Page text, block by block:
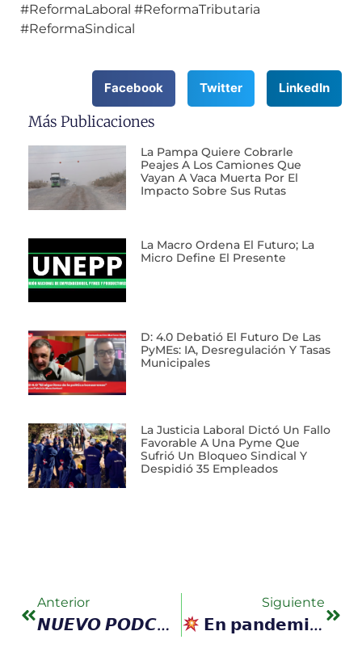
#ReformaLaboral #ReformaTributaria
#ReformaSindical
Facebook Twitter LinkedIn
Más Publicaciones
La Pampa Quiere Cobrarle
Peajes A Los Camiones Que
Vayan A Vaca Muerta Por El
Impacto Sobre Sus Rutas
La Macro Ordena El Futuro; La
Micro Define El Presente
D: 4.0 Debatió El Futuro De Las
PyMEs: IA, Desregulación Y Tasas
Municipales
La Justicia Laboral Dictó Un Fallo
Favorable A Una Pyme Que
Sufrió Un Bloqueo Sindical Y
Despidió 35 Empleados
Anterior
𝙉𝙐𝙀𝙑𝙊 𝙋𝙊𝘿𝘾𝘼𝙎𝙏 𝙐𝙉𝙀𝙋𝙋: #𝟭𝟱 – 𝗟𝗼 𝗺𝗲𝗷𝗼𝗿 𝗱𝗲 𝗘𝗡𝗘𝗥𝗢 𝗲𝗻…
Siguiente
𝗘𝗻 𝗽𝗮𝗻𝗱𝗲𝗺𝗶𝗮 𝗻𝗼 𝗱𝗲𝘀𝗽𝗶𝗱𝗶𝗼́ 𝗮 𝗻𝗮𝗱𝗶𝗲. 𝗜𝗴𝘂𝗮𝗹 𝗹𝗼 𝗯𝗹𝗼𝗾𝘂𝗲𝗮𝗿𝗼𝗻.…